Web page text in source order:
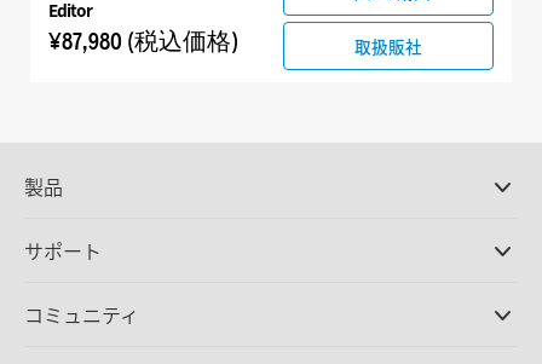
Editor
¥87,980 (税込価格) 取扱販社
製品
DaVinci Resolve/Fusion
ATEMプロダクション
サポート
サポートセンター
コミュニティ